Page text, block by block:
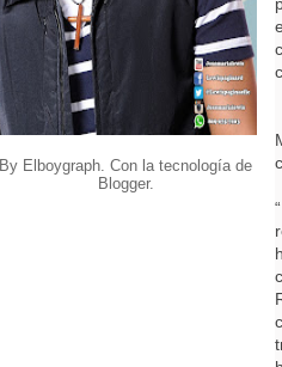
By Elboygraph. Con la tecnología de
Blogger.